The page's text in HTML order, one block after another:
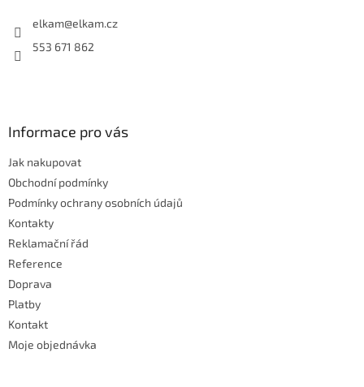
elkam@elkam.cz
553 671 862
Informace pro vás
Jak nakupovat
Obchodní podmínky
Podmínky ochrany osobních údajů
Kontakty
Reklamační řád
Reference
Doprava
Platby
Kontakt
Moje objednávka